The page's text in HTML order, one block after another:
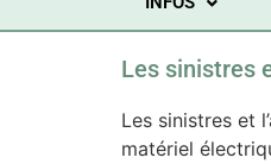
Les sinistres
Les sinistres et
matériel